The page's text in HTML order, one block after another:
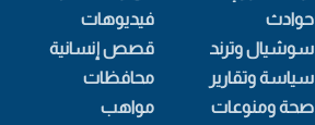
حوادث
سوشيال وترند
سياسة وتقارير
صحة ومنوعات
فيديوهات
قصص إنسانية
محافظات
مواهب